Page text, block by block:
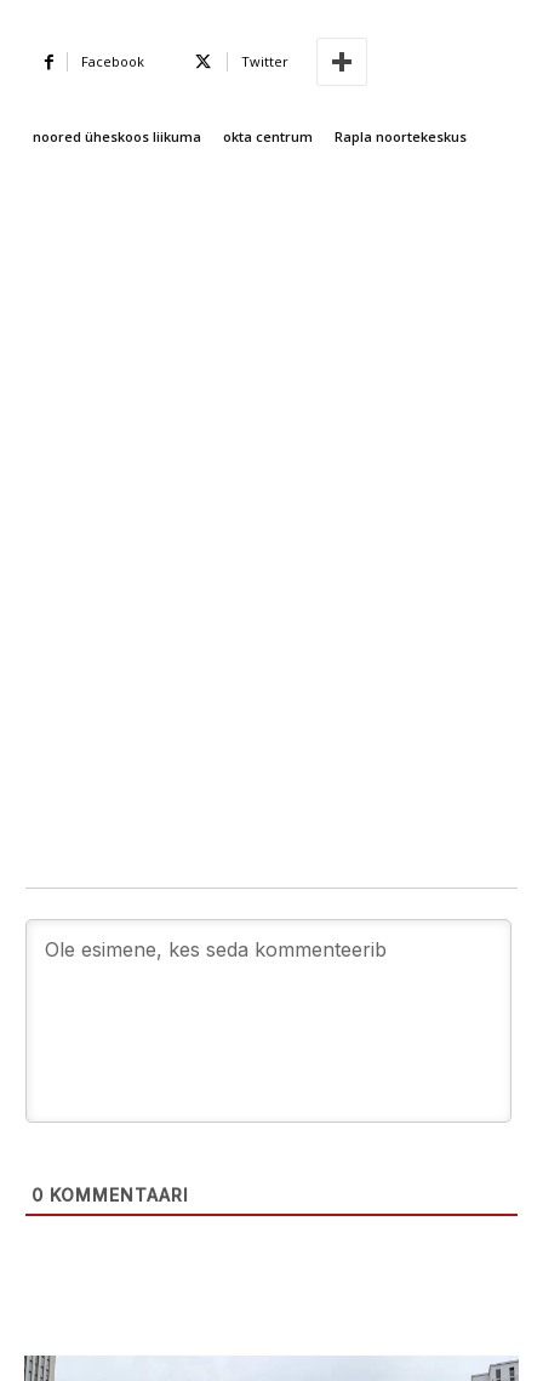
Facebook Twitter
noored üheskoos liikuma okta centrum Rapla noortekeskus
0 KOMMENTAARI